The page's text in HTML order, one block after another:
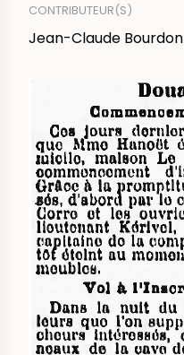
CONTRIBUTEUR(S)
Jean-Claude Bourdon